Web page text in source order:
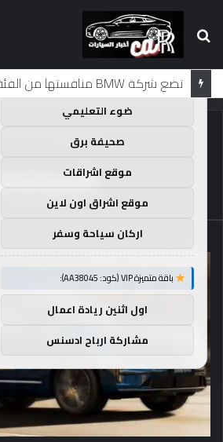
بحث
عن
الرئيسية mewah
mewah
توصيات :
باقة متميزة VIP (كود: AA35872):
ضوء التعليمي
صحيفة برق
موقع اشراقات
موقع اشراق اون لاين
اركان سياحة وسفر
باقة متميزة VIP (كود: AA38045):
اول اثنين ريادة اعمال
مشاركة ارباح ادسنس